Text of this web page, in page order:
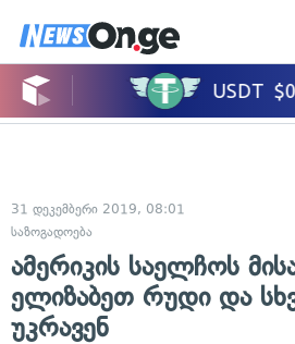
31 დეკემბერი 2019, 08:01
საზოგადოება
ამერიკის საელჩოს
ელიზაბეთ რუდი და
უკრავენ